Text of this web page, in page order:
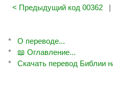
< Предыдущий код 00362 |
*
О переводе...
*
📖 Оглавление...
*
Скачать перевод Библии